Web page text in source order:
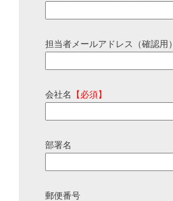
担当者メールアドレス（確認用）
会社名 【必須】
部署名
郵便番号